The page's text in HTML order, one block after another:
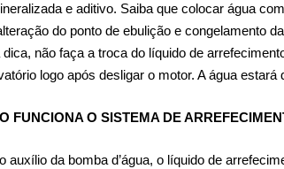
e aditivo. Saiba que colocar água
do ponto de ebulição e congelamento
dica, não faça a troca do líquido de
logo após desligar o motor. A água
FUNCIONA O SISTEMA DE
auxílio da bomba d’água, o líquido de